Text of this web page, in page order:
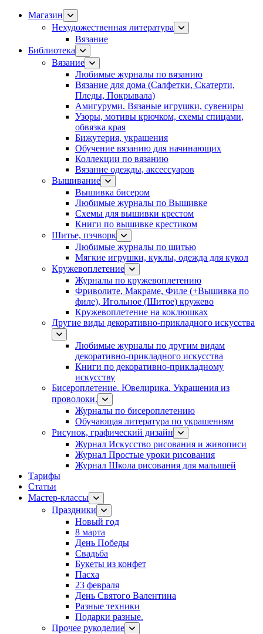
Магазин
Нехудожественная литература
Вязание
Библиотека
Вязание
Любимые журналы по вязанию
Вязание для дома (Салфетки, Скатерти,
Пледы, Покрывала)
Амигуруми. Вязаные игрушки, сувениры
Узоры, мотивы крючком, схемы спицами,
обвязка края
Бижутерия, украшения
Обучение вязанию для начинающих
Коллекции по вязанию
Вязание одежды, аксессуаров
Вышивание
Вышивка бисером
Любимые журналы по Вышивке
Схемы для вышивки крестом
Книги по вышивке крестиком
Шитье, пэчворк
Любимые журналы по шитью
Мягкие игрушки, куклы, одежда для кукол
Кружевоплетение
Журналы по кружевоплетению
Фриволите, Макраме, Филе (+Вышивка по
филе), Игольное (Шитое) кружево
Кружевоплетение на коклюшках
Другие виды декоративно-прикладного искусства
Любимые журналы по другим видам
декоративно-прикладного искусства
Книги по декоративно-прикладному
искусству
Бисероплетение. Ювелирика. Украшения из
проволоки.
Журналы по бисероплетению
Обучающая литература по украшениям
Рисунок, графический дизайн
Журнал Искусство рисования и живописи
Журнал Простые уроки рисования
Журнал Школа рисования для малышей
Тарифы
Статьи
Мастер-классы
Праздники
Новый год
8 марта
День Победы
Свадьба
Букеты из конфет
Пасха
23 февраля
День Святого Валентина
Разные техники
Подарки разные.
Прочее рукоделие